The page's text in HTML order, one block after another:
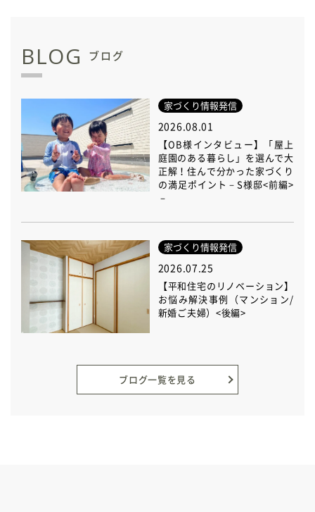
BLOG ブログ
2026.08.01
家づくり情報発信
【OB様インタビュー】「屋上
庭園のある暮らし」を選んで大
正解！住んで分かった家づくり
の満足ポイント－S様邸<前編>
－
2026.07.25
家づくり情報発信
【平和住宅のリノベーション】
お悩み解決事例（マンション/
新婚ご夫婦）<後編>
ブログ一覧を見る